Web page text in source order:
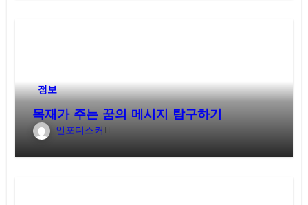
정보
목재가 주는 꿈의 메시지 탐구하기
인포디스커